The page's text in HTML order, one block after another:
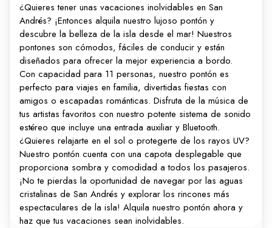
¿Quieres tener unas vacaciones inolvidables en San
Andrés? ¡Entonces alquila nuestro lujoso pontón y
descubre la belleza de la isla desde el mar! Nuestros
pontones son cómodos, fáciles de conducir y están
diseñados para ofrecer la mejor experiencia a bordo.
Con capacidad para 11 personas, nuestro pontón es
perfecto para viajes en familia, divertidas fiestas con
amigos o escapadas románticas. Disfruta de la música de
tus artistas favoritos con nuestro potente sistema de sonido
estéreo que incluye una entrada auxiliar y Bluetooth.
¿Quieres relajarte en el sol o protegerte de los rayos UV?
Nuestro pontón cuenta con una capota desplegable que
proporciona sombra y comodidad a todos los pasajeros.
¡No te pierdas la oportunidad de navegar por las aguas
cristalinas de San Andrés y explorar los rincones más
espectaculares de la isla! Alquila nuestro pontón ahora y
haz que tus vacaciones sean inolvidables.